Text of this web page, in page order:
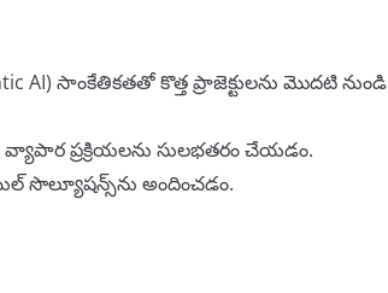
AI) సాంకేతికతతో కొత్త ప్రాజెక్టులను మొదటి నుండి
ప్రక్రియలను సులభతరం చేయడం.
సొల్యూషన్స్‌ను అందించడం.